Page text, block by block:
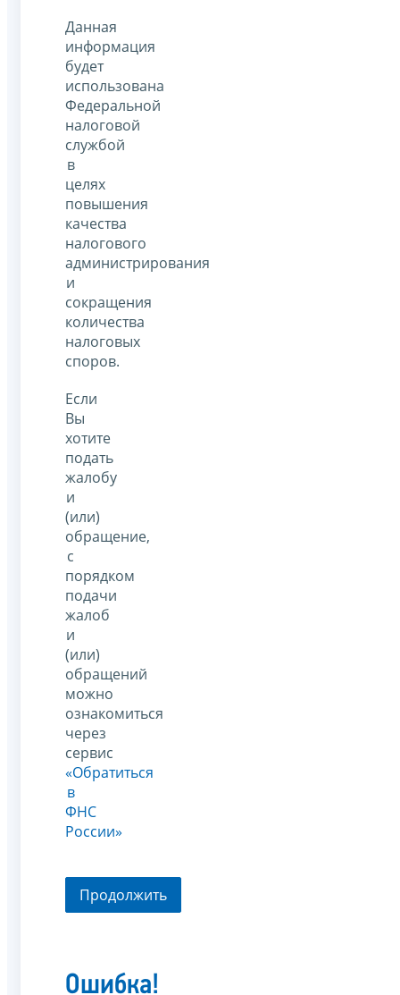
Данная
информация
будет
использована
Федеральной
налоговой
службой
в
целях
повышения
качества
налогового
администрирования
и
сокращения
количества
налоговых
споров.
Если
Вы
хотите
подать
жалобу
и
(или)
обращение,
с
порядком
подачи
жалоб
и
(или)
обращений
можно
ознакомиться
через
сервис
«Обратиться
в
ФНС
России»
Продолжить
Ошибка!